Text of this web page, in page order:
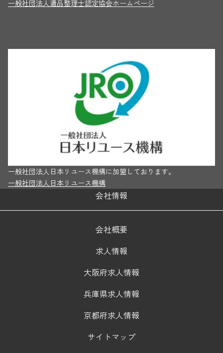
一般社団法人遺品整理士認定協会ホームページ
一般社団法人日本リユース機構に加盟しております。
一般社団法人日本リユース機構
会社情報
会社概要
求人情報
大阪府求人情報
兵庫県求人情報
京都府求人情報
サイトマップ